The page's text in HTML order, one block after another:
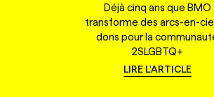
Déjà cinq ans que BMO
transforme des arcs-en-
dons pour la
2SLGBTQ+
LIRE L'ARTICLE